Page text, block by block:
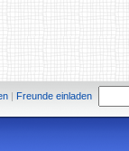
| Freunde einladen